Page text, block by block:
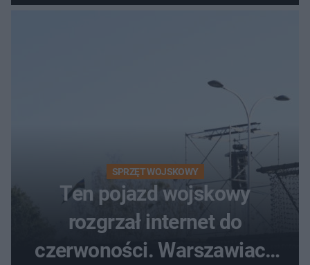
poszkodowanych, lądował
SPRZĘT WOJSKOWY
Ten pojazd wojskowy
rozgrzał internet do
czerwoności. Warszawiacy